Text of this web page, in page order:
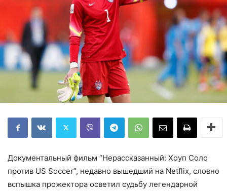
Документальный фильм “Нерассказанный: Хоуп Соло
против US Soccer”, недавно вышедший на Netflix, словно
вспышка прожектора осветил судьбу легендарной